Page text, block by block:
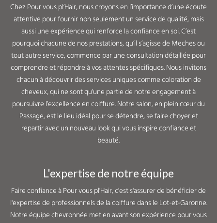
Chez Pour vous pl’Hair, nous croyons en l’importance d’une écoute
attentive pour fournir non seulement un service de qualité, mais
aussi une expérience qui renforce la confiance en soi. C’est
pourquoi chacune de nos prestations, qu’il s’agisse de Meches ou
tout autre service, commence par une consultation détaillée pour
comprendre et répondre à vos attentes spécifiques. Nous invitons
chacun à découvrir des services uniques comme coloration de
cheveux, qui ne sont qu’une partie de notre engagement à
poursuivre l’excellence en coiffure. Notre salon, en plein cœur du
Passage, est le lieu idéal pour se détendre, se faire choyer et
repartir avec un nouveau look qui vous inspire confiance et
beauté.
L'expertise de notre équipe
Faire confiance à Pour vous pl'Hair, c'est s'assurer de bénéficier de
l'expertise de professionnels de la coiffure dans le Lot-et-Garonne.
Notre équipe chevronnée met en avant son expérience pour vous